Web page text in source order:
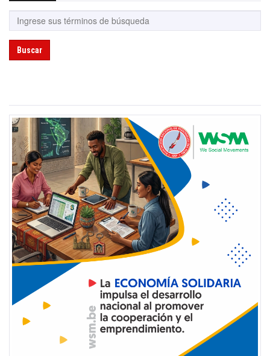
Buscar